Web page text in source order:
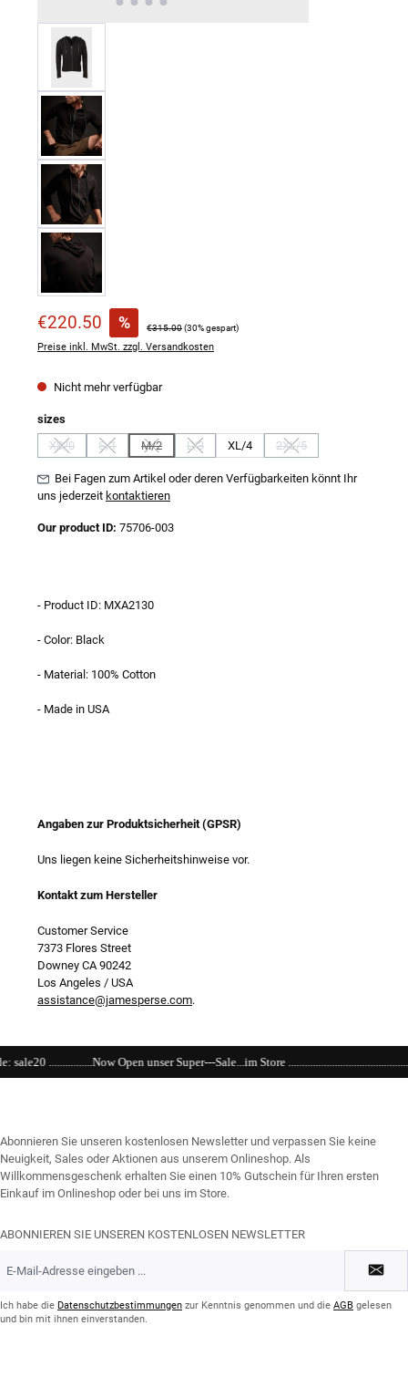
Verkaufspreis:
€220.50 % Regulärer Preis:
€315.00(30% gespart)
Preise inkl. MwSt. zzgl. Versandkosten
Nicht mehr verfügbar
sizesauswählen
XS/0
(Diese Option ist zurzeit nicht verfügbar.)
S/1
(Diese Option ist zurzeit nicht verfügbar.)
M/2
(Diese Option ist zurzeit nicht verfügbar.)
L/3
(Diese Option ist zurzeit nicht verfügbar.)
XL/4 2XL/5
(Diese Option ist zurzeit
Bei Fagen zum Artikel oder deren Verfügbarkeiten könnt Ihr
uns jederzeit kontaktieren
Our product ID: 75706-003
- Product ID: MXA2130
- Color: Black
- Material: 100% Cotton
- Made in USA
Angaben zur Produktsicherheit (GPSR)
Uns liegen keine Sicherheitshinweise vor.
Kontakt zum Hersteller
Customer Service
7373 Flores Street
Downey CA 90242
Los Angeles / USA
assistance@jamesperse.com.
Open unser Super---Sale...im Store
Abonnieren Sie unseren kostenlosen Newsletter und verpassen Sie keine
Neuigkeit, Sales oder Aktionen aus unserem Onlineshop. Als
Willkommensgeschenk erhalten Sie einen 10% Gutschein für Ihren ersten
Einkauf im Onlineshop oder bei uns im Store.
ABONNIEREN SIE UNSEREN KOSTENLOSEN NEWSLETTER
Mail-
*Ich habe die Datenschutzbestimmungen zur Kenntnis genommen und die AGB gelesen
und bin mit ihnen einverstanden.